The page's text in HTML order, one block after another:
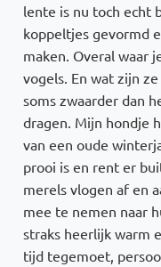
lente is nu toch echt
koppeltjes gevormd
maken. Overal waar
vogels. En wat zijn
soms zwaarder dan
dragen. Mijn hondje
van een oude
prooi is en rent er
merels vlogen af en
mee te nemen naar
straks heerlijk warm
tijd tegemoet,